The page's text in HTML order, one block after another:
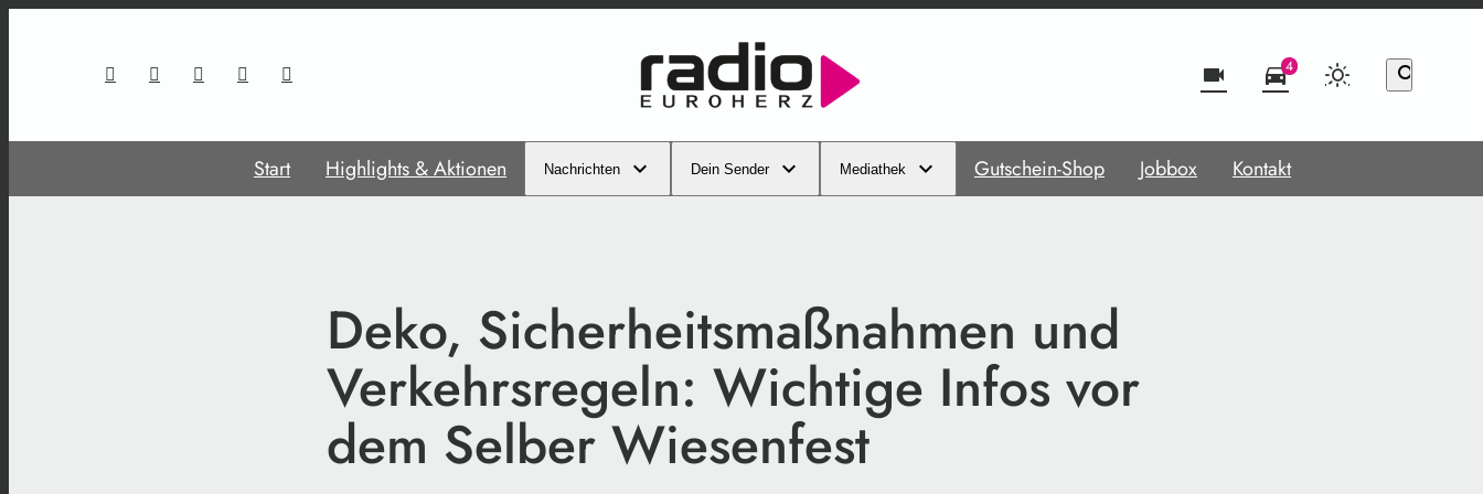
videocam directions_car4 search
Start Highlights & Aktionen Nachrichten Dein Sender Mediathek Gutschein-Shop Jobbox Kontakt
Deko, Sicherheitsmaßnahmen und
Verkehrsregeln: Wichtige Infos vor
dem Selber Wiesenfest